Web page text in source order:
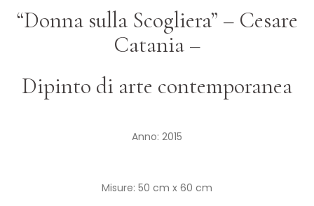
“Donna sulla Scogliera” – Cesare
Catania –
Dipinto di arte contemporanea
Anno: 2015
Misure: 50 cm x 60 cm